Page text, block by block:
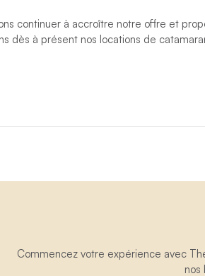
continuer à accroître notre offre et
dès à présent nos locations de
Commencez votre expérience avec
nos